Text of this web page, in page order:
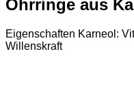
Ohrringe aus
Eigenschaften Karneol:
Willenskraft